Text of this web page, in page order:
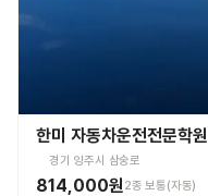
한미 자동차운전전문학원
경기 양주시 삼숭로
814,000원2종 보통(자동)